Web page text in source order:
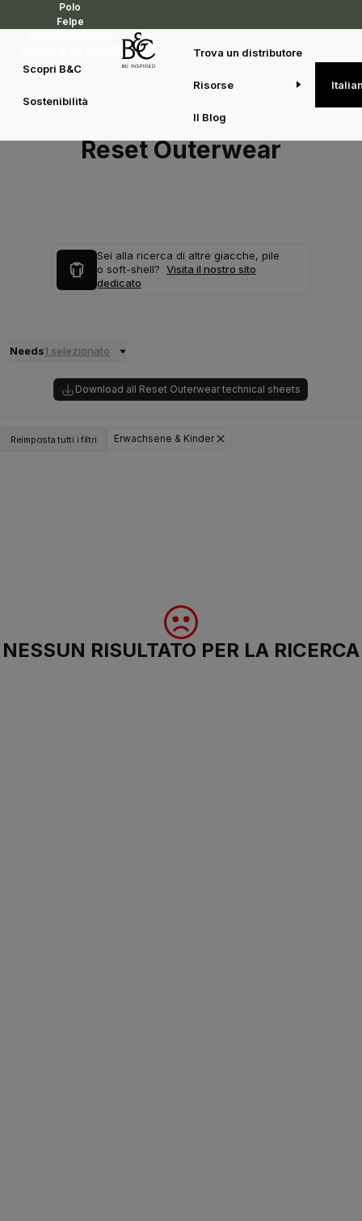
Polo
Felpe
Scopri B&C
Sostenibilità
Trova un distributore
Risorse
Il Blog
Reset Outerwear
Sei alla ricerca di altre giacche, pile
o soft-shell? Visita il nostro sito
dedicato
Needs1 selezionato
Download all Reset Outerwear technical sheets
Reimposta tutti i filtri Erwachsene & Kinder
NESSUN RISULTATO PER LA RICERCA